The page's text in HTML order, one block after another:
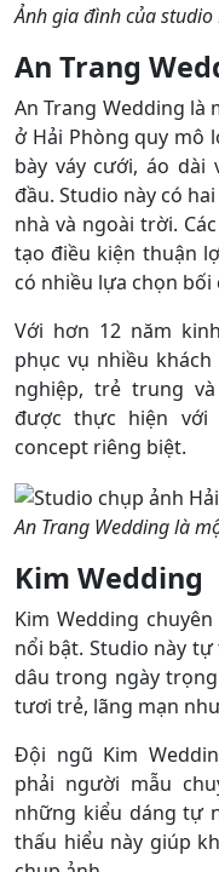
Ảnh gia đình của
An Trang
An Trang Wedding
ở Hải Phòng quy mô
bày váy cưới, áo dài
đầu. Studio này có
nhà và ngoài trời.
tạo điều kiện thuận
có nhiều lựa chọn
Với hơn 12 năm
phục vụ nhiều
nghiệp, trẻ trung
được thực hiện với
concept riêng biệt.
An Trang Wedding là
Kim Wedding
Kim Wedding
nổi bật. Studio này
dâu trong ngày
tươi trẻ, lãng mạn
Đội ngũ Kim
phải người mẫu
những kiểu dáng tự
thấu hiểu này giúp